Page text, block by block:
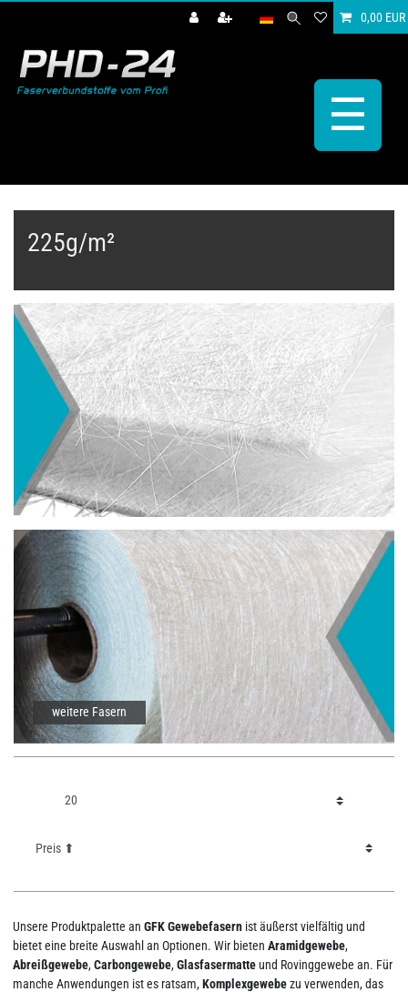
0,00 EUR
☰
225g/m²
weitere Fasern
Unsere Produktpalette an GFK Gewebefasern ist äußerst vielfältig und
bietet eine breite Auswahl an Optionen. Wir bieten Aramidgewebe,
Abreißgewebe,Carbongewebe,Glasfasermatteund Rovinggewebe an. Für
manche Anwendungen ist es ratsam,Komplexgewebezu verwenden, das